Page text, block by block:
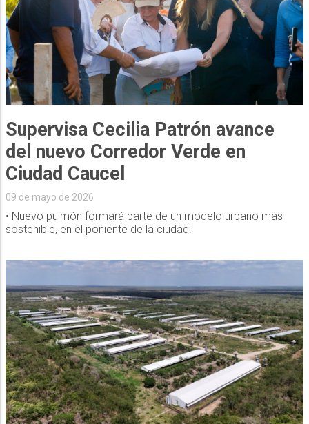
Supervisa Cecilia Patrón avance
del nuevo Corredor Verde en
Ciudad Caucel
09 de mayo de 2026
• Nuevo pulmón formará parte de un modelo urbano más
sostenible, en el poniente de la ciudad.